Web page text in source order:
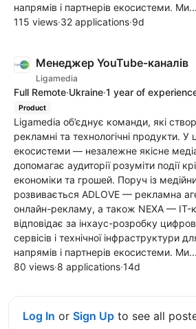
напрямів і партнерів екосистеми. Ми...
115 views·32 applications·9d
Менеджер YouTube-каналів
Ligamedia
Full Remote·Ukraine·1 year of
Product
Ligamedia об’єднує команди, які
рекламні та технологічні продукти. У
екосистеми — незалежне якісне
допомагає аудиторії розуміти події
економіки та грошей. Поруч із
розвивається ADLOVE — рекламна
онлайн-рекламу, а також NEXA — IT-
відповідає за інхаус-розробку
сервісів і технічної інфраструктури
напрямів і партнерів екосистеми. Ми...
80 views·8 applications·14d
Log In or Sign Up to see all